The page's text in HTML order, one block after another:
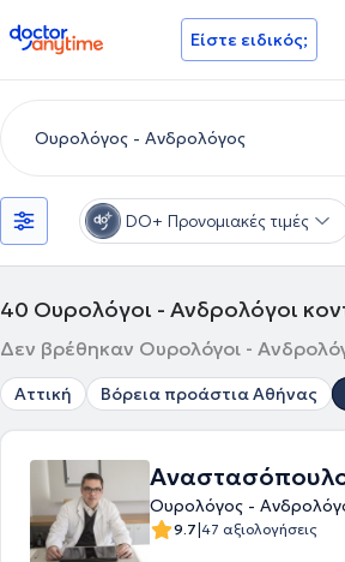
doctoranytime Είστε ειδικός;
DO+ Προνομιακές τιμές
40 Ουρολόγοι - Ανδρολόγοι
Δεν βρέθηκαν Ουρολόγοι -
Αττική Βόρεια προάστια Αθήνας
Ουρολόγος -
9.7|47 αξιολογήσεις